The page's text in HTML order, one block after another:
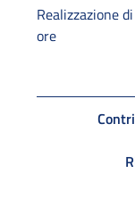
Realizzazione
ore